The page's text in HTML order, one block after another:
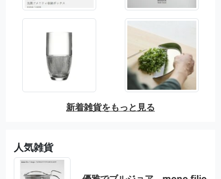
新着雑貨をもっと見る
人気雑貨